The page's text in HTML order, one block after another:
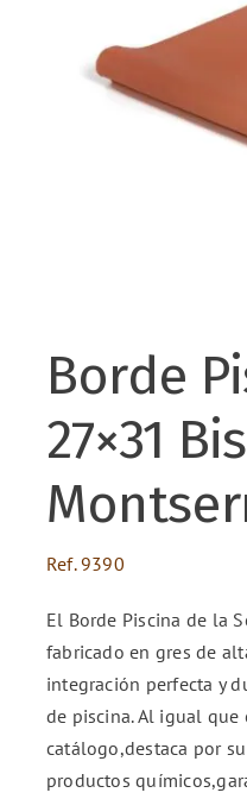
Borde
27×31
Ref.9390
El Borde Piscina de la
fabricado en gres de
integración perfecta y
de piscina. Al igual
catálogo,destaca por
productos